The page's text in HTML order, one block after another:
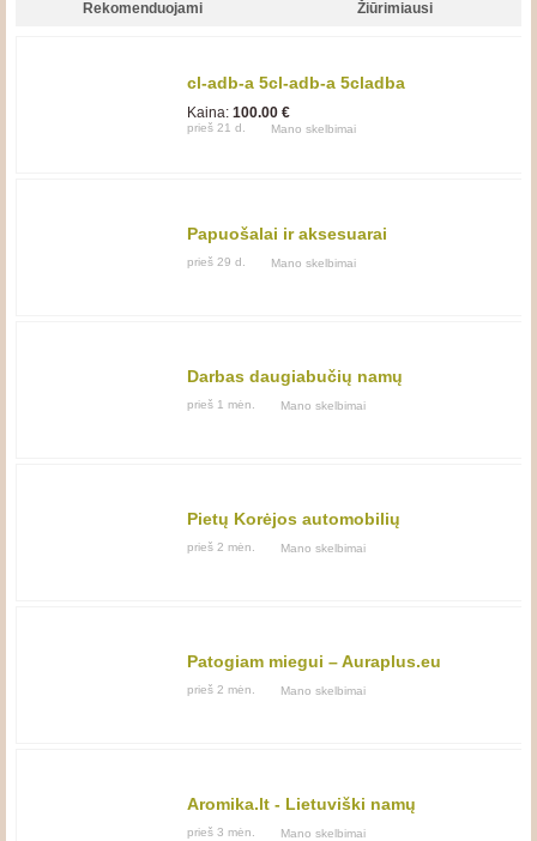
cl-adb-a 5cl-adb-a 5cladba
Kaina: 100.00 €
prieš 21 d. Mano skelbimai
Papuošalai ir aksesuarai
internetu
prieš 29 d. Mano skelbimai
Darbas daugiabučių namų
laiptinių ir teritorijų
prižiūrėtojams
prieš 1 mėn. Mano skelbimai
Pietų Korėjos automobilių
aukcionai
prieš 2 mėn. Mano skelbimai
Patogiam miegui – Auraplus.eu
čiužiniai, pagalvės ir lovos
prieš 2 mėn. Mano skelbimai
Aromika.lt - Lietuviški namų
kvapai
prieš 3 mėn. Mano skelbimai